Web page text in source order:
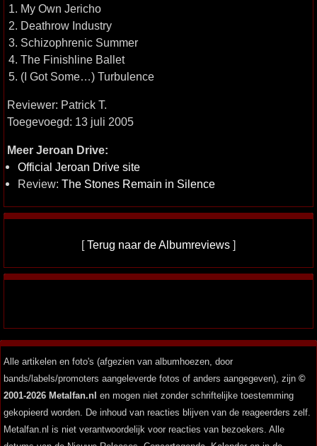
1. My Own Jericho
2. Deathrow Industry
3. Schizophrenic Summer
4. The Finishline Ballet
5. (I Got Some…) Turbulence
Reviewer: Patrick T.
Toegevoegd: 13 juli 2005
Meer Jeroan Drive:
Official Jeroan Drive site
Review: The Stones Remain in Silence
[Terug naar de Albumreviews ]
Alle artikelen en foto's (afgezien van albumhoezen, door
bands/labels/promoters aangeleverde fotos of anders aangegeven), zijn ©
2001-2026 Metalfan.nl en mogen niet zonder schriftelijke toestemming
gekopieerd worden. De inhoud van reacties blijven van de reageerders zelf.
Metalfan.nl is niet verantwoordelijk voor reacties van bezoekers. Alle